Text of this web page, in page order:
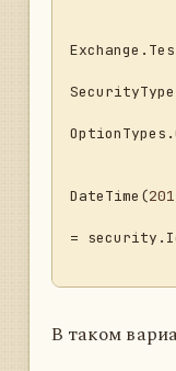
DateTime(
=
В таком